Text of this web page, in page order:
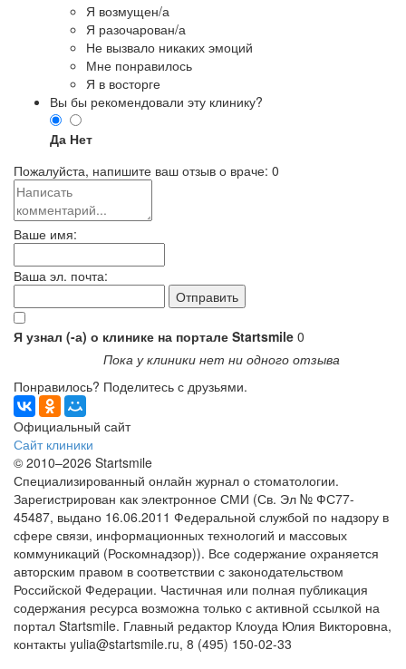
Я возмущен/а
Я разочарован/а
Не вызвало никаких эмоций
Мне понравилось
Я в восторге
Вы бы рекомендовали эту клинику?
Да Нет
Пожалуйста, напишите ваш отзыв о враче: 0
Ваше имя:
Ваша эл. почта:
Я узнал (-а) о клинике на портале Startsmile 0
Пока у клиники нет ни одного отзыва
Понравилось? Поделитесь с друзьями.
Официальный сайт
Сайт клиники
© 2010–2026 Startsmile
Специализированный онлайн журнал о стоматологии.
Зарегистрирован как электронное СМИ (Св. Эл № ФС77-
45487, выдано 16.06.2011 Федеральной службой по надзору в
сфере связи, информационных технологий и массовых
коммуникаций (Роскомнадзор)). Все содержание охраняется
авторским правом в соответствии с законодательством
Российской Федерации. Частичная или полная публикация
содержания ресурса возможна только с активной ссылкой на
портал Startsmile. Главный редактор Клоуда Юлия Викторовна,
контакты yulia@startsmile.ru, 8 (495) 150-02-33